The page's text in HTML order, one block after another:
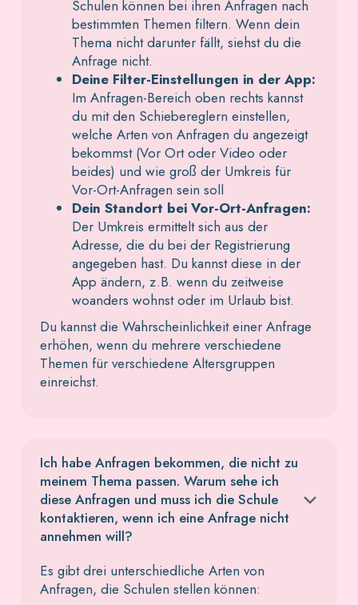
Schulen können bei ihren Anfragen nach
bestimmten Themen filtern. Wenn dein
Thema nicht darunter fällt, siehst du die
Anfrage nicht.
Deine Filter-Einstellungen in der App:
Im Anfragen-Bereich oben rechts kannst
du mit den Schiebereglern einstellen,
welche Arten von Anfragen du angezeigt
bekommst (Vor Ort oder Video oder
beides) und wie groß der Umkreis für
Vor-Ort-Anfragen sein soll
Dein Standort bei Vor-Ort-Anfragen:
Der Umkreis ermittelt sich aus der
Adresse, die du bei der Registrierung
angegeben hast. Du kannst diese in der
App ändern, z.B. wenn du zeitweise
woanders wohnst oder im Urlaub bist.
Du kannst die Wahrscheinlichkeit einer Anfrage
erhöhen, wenn du mehrere verschiedene
Themen für verschiedene Altersgruppen
einreichst.
Ich habe Anfragen bekommen, die nicht zu
meinem Thema passen. Warum sehe ich
diese Anfragen und muss ich die Schule
kontaktieren, wenn ich eine Anfrage nicht
annehmen will?
Es gibt drei unterschiedliche Arten von
Anfragen, die Schulen stellen können: